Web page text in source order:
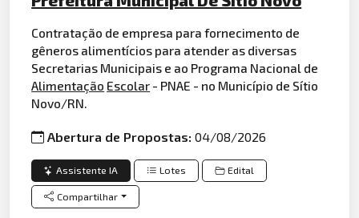
Contratação de empresa para fornecimento de
gêneros alimentícios para atender as diversas
Secretarias Municipais e ao Programa Nacional de
Alimentação Escolar - PNAE - no Município de Sítio
Novo/RN.
Abertura de Propostas:04/08/2026
Assistente IA Lotes Edital
Compartilhar